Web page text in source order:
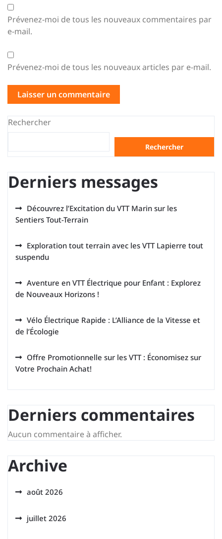
Prévenez-moi de tous les nouveaux commentaires par
e-mail.
Prévenez-moi de tous les nouveaux articles par e-mail.
Rechercher
Rechercher
Derniers messages
Découvrez l’Excitation du VTT Marin sur les
Sentiers Tout-Terrain
Exploration tout terrain avec les VTT Lapierre tout
suspendu
Aventure en VTT Électrique pour Enfant : Explorez
de Nouveaux Horizons !
Vélo Électrique Rapide : L’Alliance de la Vitesse et
de l’Écologie
Offre Promotionnelle sur les VTT : Économisez sur
Votre Prochain Achat!
Derniers commentaires
Aucun commentaire à afficher.
Archive
août 2026
juillet 2026